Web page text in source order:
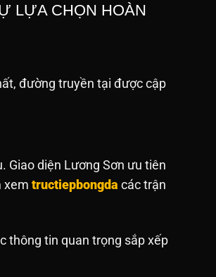
LỰA CHỌN HOÀN
đường truyền tại được cập
Giao diện Lương Sơn ưu tiên
xem tructiepbongda các trận
thông tin quan trọng sắp xếp